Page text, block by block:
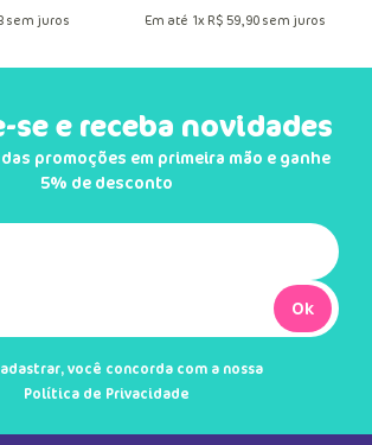
sem juros Em até 1x R$ 59,90sem juros
se e receba novidades
promoções em primeira mão e ganhe
5% de desconto
Ok
você concorda com a nossa
Política de Privacidade